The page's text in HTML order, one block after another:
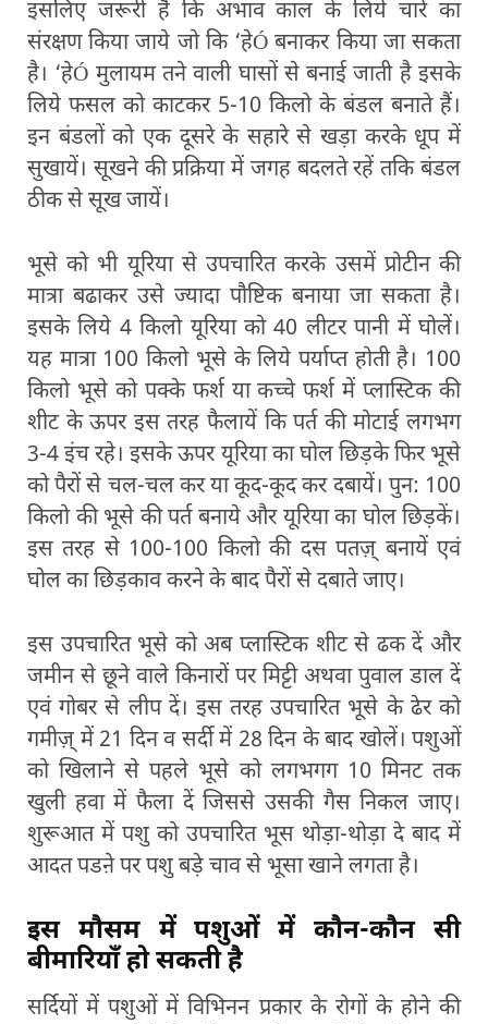
इसलिए जरूरी है कि अभाव काल के लिये चारे का
संरक्षण किया जाये जो कि ‘हेÓ बनाकर किया जा सकता
है। ‘हेÓ मुलायम तने वाली घासों से बनाई जाती है इसके
लिये फसल को काटकर 5-10 किलो के बंडल बनाते हैं।
इन बंडलों को एक दूसरे के सहारे से खड़ा करके धूप में
सुखायें। सूखने की प्रक्रिया में जगह बदलते रहें तकि बंडल
ठीक से सूख जायें।
भूसे को भी यूरिया से उपचारित करके उसमें प्रोटीन की
मात्रा बढाकर उसे ज्यादा पौष्टिक बनाया जा सकता है।
इसके लिये 4 किलो यूरिया को 40 लीटर पानी में घोलें।
यह मात्रा 100 किलो भूसे के लिये पर्याप्त होती है। 100
किलो भूसे को पक्के फर्श या कच्चे फर्श में प्लास्टिक की
शीट के ऊपर इस तरह फैलायें कि पर्त की मोटाई लगभग
3-4 इंच रहे। इसके ऊपर यूरिया का घोल छिड़के फिर भूसे
को पैरों से चल-चल कर या कूद-कूद कर दबायें। पुन: 100
किलो की भूसे की पर्त बनाये और यूरिया का घोल छिड़कें।
इस तरह से 100-100 किलो की दस पतज़् बनायें एवं
घोल का छिड़काव करने के बाद पैरों से दबाते जाए।
इस उपचारित भूसे को अब प्लास्टिक शीट से ढक दें और
जमीन से छूने वाले किनारों पर मिट्टी अथवा पुवाल डाल दें
एवं गोबर से लीप दें। इस तरह उपचारित भूसे के ढेर को
गमीज़् में 21 दिन व सर्दी में 28 दिन के बाद खोलें। पशुओं
को खिलाने से पहले भूसे को लगभगग 10 मिनट तक
खुली हवा में फैला दें जिससे उसकी गैस निकल जाए।
शुरूआत में पशु को उपचारित भूस थोड़ा-थोड़ा दे बाद में
आदत पडऩे पर पशु बड़े चाव से भूसा खाने लगता है।
इस मौसम में पशुओं में कौन-कौन सी
बीमारियाँ हो सकती है
सर्दियों में पशुओं में विभिनन प्रकार के रोगों के होने की